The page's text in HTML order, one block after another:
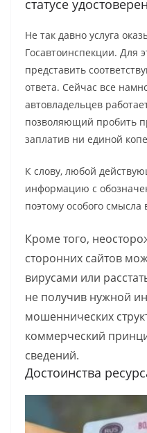
статусе
Не так давно услуга
Госавтоинспекции. Для
представить
ответа. Сейчас все
автовладельцев
позволяющий пробить
заплатив ни единой
К слову, любой
информацию с
поэтому особого
Кроме того,
сторонних сайтов
вирусами или
не получив нужной
мошеннических
коммерческий
сведений.
Достоинства